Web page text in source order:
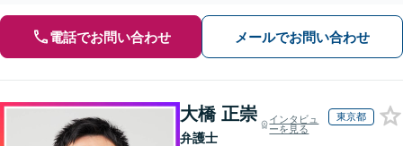
電話でお問い合わせ メールでお問い合わせ
大橋 正崇
弁護士
インタビュ
ーを見る
東京都